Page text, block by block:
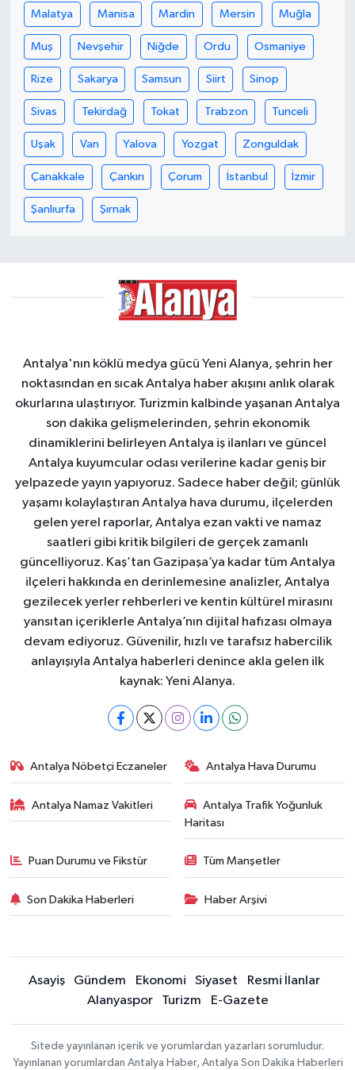
Malatya Manisa Mardin Mersin Muğla
Muş Nevşehir Niğde Ordu Osmaniye
Rize Sakarya Samsun Siirt Sinop
Sivas Tekirdağ Tokat Trabzon Tunceli
Uşak Van Yalova Yozgat Zonguldak
Çanakkale Çankırı Çorum İstanbul İzmir
Şanlıurfa Şırnak
Antalya'nın köklü medya gücü Yeni Alanya, şehrin her
noktasından en sıcak Antalya haber akışını anlık olarak
okurlarına ulaştırıyor. Turizmin kalbinde yaşanan Antalya
son dakika gelişmelerinden, şehrin ekonomik
dinamiklerini belirleyen Antalya iş ilanları ve güncel
Antalya kuyumcular odası verilerine kadar geniş bir
yelpazede yayın yapıyoruz. Sadece haber değil; günlük
yaşamı kolaylaştıran Antalya hava durumu, ilçelerden
gelen yerel raporlar, Antalya ezan vakti ve namaz
saatleri gibi kritik bilgileri de gerçek zamanlı
güncelliyoruz. Kaş’tan Gazipaşa’ya kadar tüm Antalya
ilçeleri hakkında en derinlemesine analizler, Antalya
gezilecek yerler rehberleri ve kentin kültürel mirasını
yansıtan içeriklerle Antalya’nın dijital hafızası olmaya
devam ediyoruz. Güvenilir, hızlı ve tarafsız habercilik
anlayışıyla Antalya haberleri denince akla gelen ilk
kaynak: Yeni Alanya.
Antalya Nöbetçi Eczaneler Antalya Hava Durumu
Antalya Namaz Vakitleri
Antalya Trafik Yoğunluk
Haritası
Puan Durumu ve Fikstür Tüm Manşetler
Son Dakika Haberleri Haber Arşivi
Asayiş Gündem Ekonomi Siyaset
Resmi İlanlar
Alanyaspor
Turizm E-Gazete
Sitede yayınlanan içerik ve yorumlardan yazarları sorumludur.
Yayınlanan yorumlardan Antalya Haber, Antalya Son Dakika Haberleri